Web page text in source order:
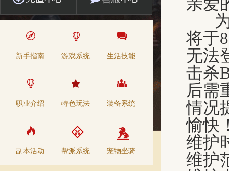
新手指南 游戏系统 生活技能
职业介绍 特色玩法 装备系统
副本活动 帮派系统 宠物坐骑
为
将于
无法
击杀
后需
情况
愉快
维护
维护